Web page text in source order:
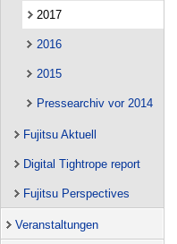
2017
2016
2015
Pressearchiv vor 2014
Fujitsu Aktuell
Digital Tightrope report
Fujitsu Perspectives
Veranstaltungen